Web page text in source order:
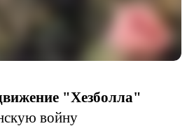
"Хезболла"
войну